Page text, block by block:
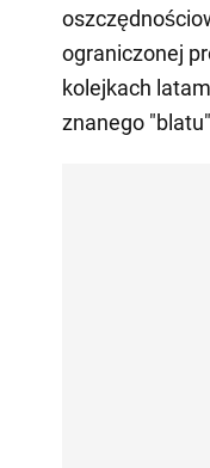
ograniczonej
kolejkach
znanego